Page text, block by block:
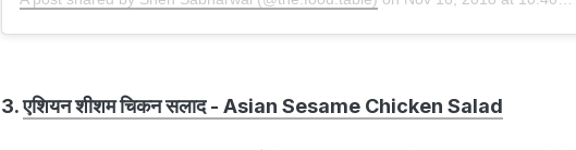
3.एशियन शीशम चिकन सलाद - Asian Sesame Chicken Salad